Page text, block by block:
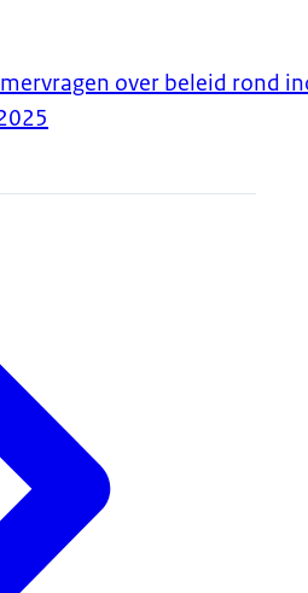
over beleid rond